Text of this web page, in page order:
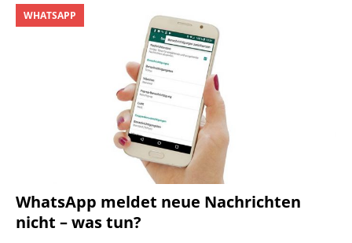
WhatsApp meldet neue Nachrichten
nicht – was tun?
WHATSAPP